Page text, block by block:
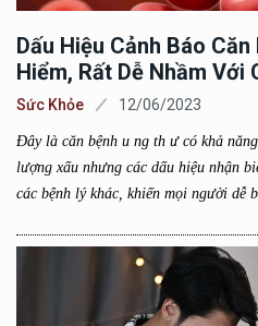
Dấu Hiệu Cảnh Báo
Hiểm, Rất Dễ Nhầm Với
Sức Khỏe 12/06/2023
Đây là căn bệnh u ng th ư có khả
lượng xấu nhưng các dấu hiệu nhận
các bệnh lý khác, khiến mọi người dễ